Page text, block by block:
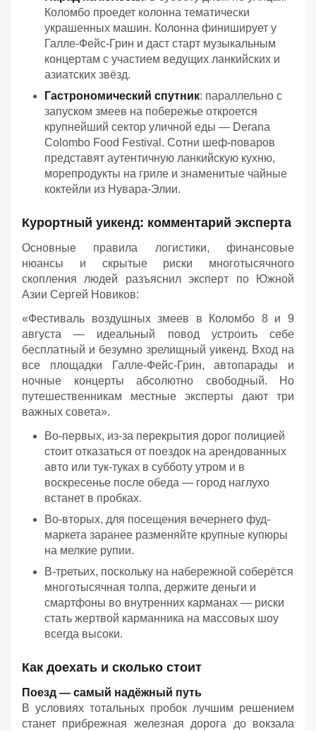
Коломбо проедет колонна тематически
украшенных машин. Колонна финиширует у
Галле-Фейс-Грин и даст старт музыкальным
концертам с участием ведущих ланкийских и
азиатских звёзд.
Гастрономический спутник: параллельно с
запуском змеев на побережье откроется
крупнейший сектор уличной еды — Derana
Colombo Food Festival. Сотни шеф-поваров
представят аутентичную ланкийскую кухню,
морепродукты на гриле и знаменитые чайные
коктейли из Нувара-Элии.
Курортный уикенд: комментарий эксперта
Основные правила логистики, финансовые
нюансы и скрытые риски многотысячного
скопления людей разъяснил эксперт по Южной
Азии Сергей Новиков:
«Фестиваль воздушных змеев в Коломбо 8 и 9
августа — идеальный повод устроить себе
бесплатный и безумно зрелищный уикенд. Вход на
все площадки Галле-Фейс-Грин, автопарады и
ночные концерты абсолютно свободный. Но
путешественникам местные эксперты дают три
важных совета».
Во-первых, из-за перекрытия дорог полицией
стоит отказаться от поездок на арендованных
авто или тук-туках в субботу утром и в
воскресенье после обеда — город наглухо
встанет в пробках.
Во-вторых, для посещения вечернего фуд-
маркета заранее разменяйте крупные купюры
на мелкие рупии.
В-третьих, поскольку на набережной соберётся
многотысячная толпа, держите деньги и
смартфоны во внутренних карманах — риски
стать жертвой карманника на массовых шоу
всегда высоки.
Как доехать и сколько стоит
Поезд — самый надёжный путь
В условиях тотальных пробок лучшим решением
станет прибрежная железная дорога до вокзала